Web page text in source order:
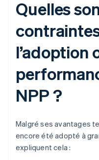
Quelles
l’adoption
NPP ?
Malgré ses avantages
encore été adopté à
expliquent cela :